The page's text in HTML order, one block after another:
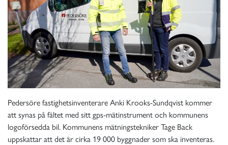
Pedersöre fastighetsinventerare Anki Krooks-Sundqvist kommer
att synas på fältet med sitt gps-mätinstrument och kommunens
logoförsedda bil. Kommunens mätningstekniker Tage Back
uppskattar att det är cirka 19 000 byggnader som ska inventeras.